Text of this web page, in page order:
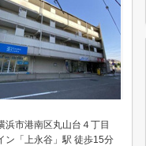
浜市港南区丸山台４丁目
ン「上永谷」駅 徒歩15分